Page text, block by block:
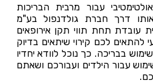
עבור מרבית הבריכות
אותו דרך חברת גולדנפול בע"מ
עובדת תחת תווי תקן אירופאים
להתאים לכם קירוי שיתאים בדיוק
בבריכה. כך נוכל לוודא יחדיו
עבור הילדים ועבורכם ושאתם